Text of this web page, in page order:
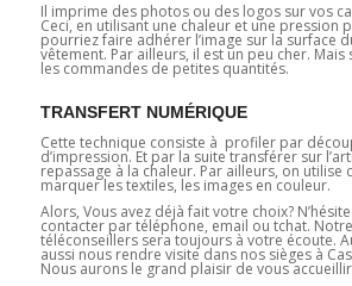
Il imprime des photos ou des logos sur vos
Ceci, en utilisant une chaleur et une pression
pourriez faire adhérer l’image sur la surface
vêtement. Par ailleurs, il est un peu cher.
les commandes de petites quantités.
TRANSFERT NUMÉRIQUE
Cette technique consiste à profiler par
d’impression. Et par la suite transférer sur
repassage à la chaleur. Par ailleurs, on utilise
marquer les textiles, les images en couleur.
Alors, Vous avez déjà fait votre choix?
contacter par téléphone, email ou tchat.
téléconseillers sera toujours à votre écoute.
aussi nous rendre visite dans nos sièges à
Nous aurons le grand plaisir de vous